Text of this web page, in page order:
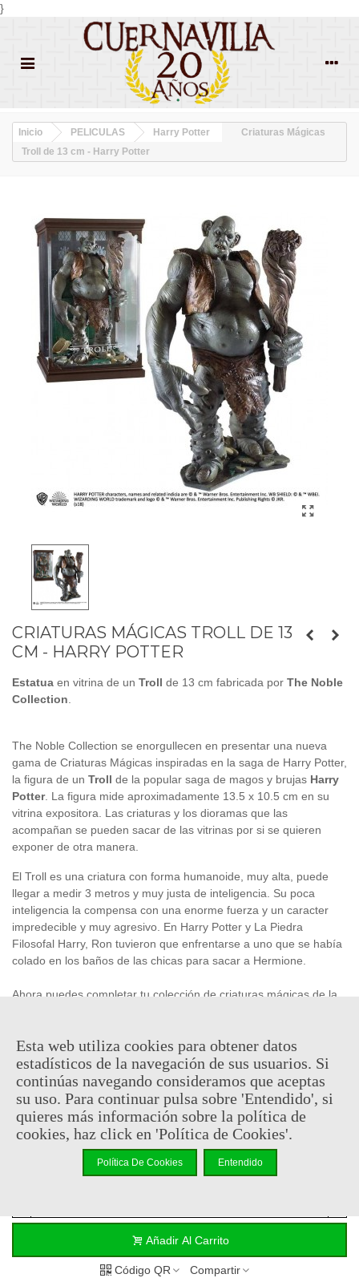
}
Inicio PELICULAS Harry Potter
Criaturas Mágicas
Troll de 13 cm - Harry Potter
CRIATURAS MÁGICAS TROLL DE 13
CM - HARRY POTTER
Estatua en vitrina de un Troll de 13 cm fabricada por The Noble
Collection
The Noble Collection se enorgullecen en presentar una nueva
gama de Criaturas Mágicas inspiradas en la saga de Harry Potter,
la figura de un Troll de la popular saga de magos y brujas Harry
Potter. La figura mide aproximadamente 13.5 x 10.5 cm en su
vitrina expositora. Las criaturas y los dioramas que las
acompañan se pueden sacar de las vitrinas por si se quieren
exponer de otra manera.
El Troll es una criatura con forma humanoide, muy alta, puede
llegar a medir 3 metros y muy justa de inteligencia. Su poca
inteligencia la compensa con una enorme fuerza y un caracter
impredecible y muy agresivo. En Harry Potter y La Piedra
Filosofal Harry, Ron tuvieron que enfrentarse a uno que se había
colado en los baños de las chicas para sacar a Hermione.
Ahora puedes completar tu colección de criaturas mágicas de la
colección!
Productooficial licenciado.
29,95 € (impuestos inc.)
En stock, envío en 24/48h
Añadir Al Carrito
Código QR Compartir
Esta web utiliza cookies para obtener datos
estadísticos de la navegación de sus usuarios. Si
continúas navegando consideramos que aceptas
su uso. Para continuar pulsa sobre 'Entendido', si
quieres más información sobre la política de
cookies, haz click en 'Política de Cookies'.
Política De Cookies Entendido